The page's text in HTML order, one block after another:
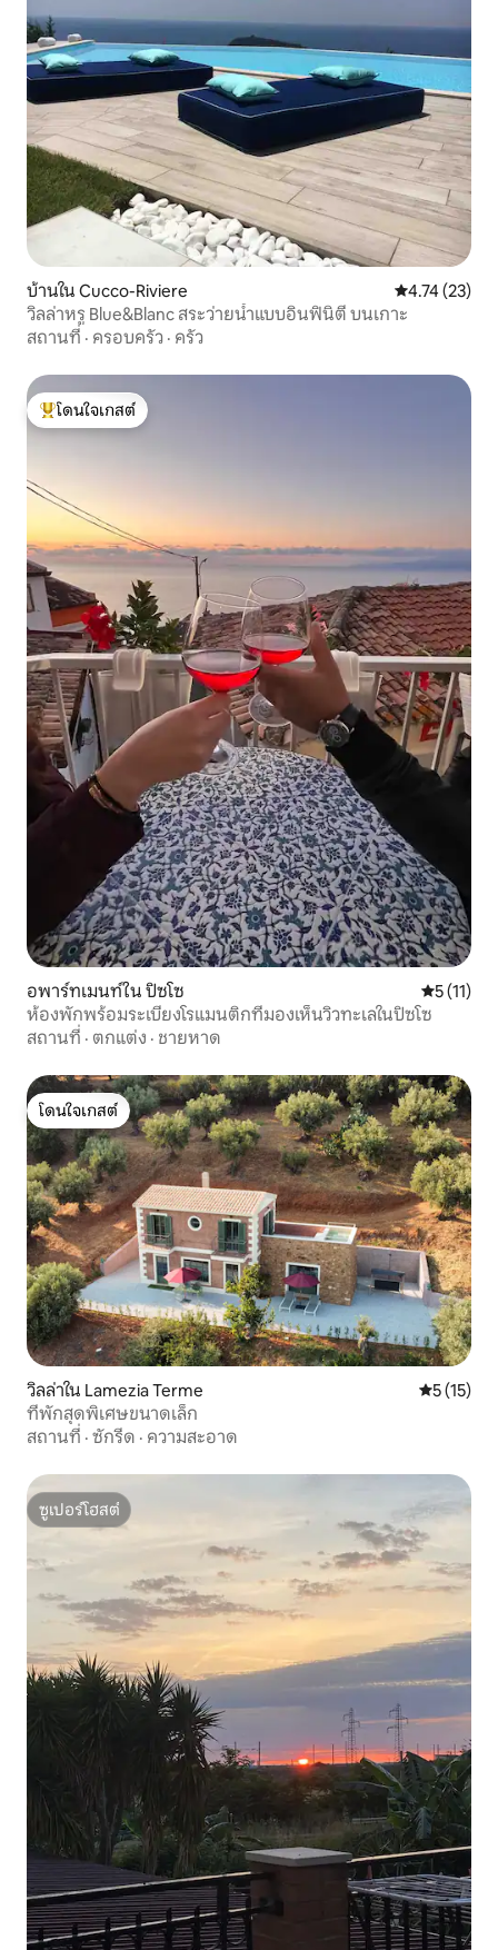
บ้านใน Cucco-Riviere คะแนนเฉลี่ย
4.74 (23)
วิลล่าหรู Blue&Blanc สระว่ายน้ำแบบอินฟินิตี้ บนเกาะ
สถานที่ · ครอบครัว · ครัว
โดนใจเกสต์ที่สุด
โดนใจเกสต์
อพาร์ทเมนท์ใน ปิซโซ คะแนนเฉ
5 (11)
ห้องพักพร้อมระเบียงโรแมนติกที่มองเห็นวิวทะเลในปิซโซ
สถานที่ · ตกแต่ง · ชายหาด
โดนใจเกสต์
โดนใจเกสต์
วิลล่าใน Lamezia Terme คะแนนเฉลี่
5 (15)
ที่พักสุดพิเศษขนาดเล็ก
สถานที่ · ซักรีด · ความสะอาด
ซูเปอร์โฮสต์
ซูเปอร์โฮสต์